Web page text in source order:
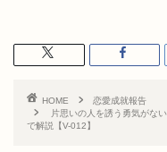
HOME
恋愛成就報告
片思いの人を誘う勇気がな
で解説【V-012】